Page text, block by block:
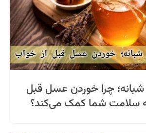
چرا خوردن عسل قبل
سلامت شما کمک می‌کند؟